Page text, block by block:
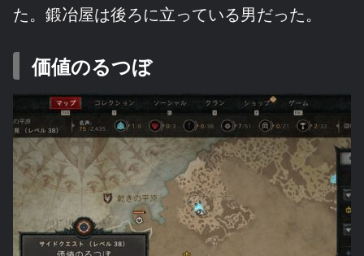
た。鍛冶屋は後ろに立っている男だった。
価値のるつぼ